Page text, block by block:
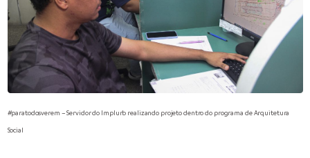
#paratodosverem – Servidor do Implurb realizando projeto dentro do programa de Arquitetura
Social